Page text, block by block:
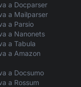
a Docparser
a Mailparser
a Parsio
a Nanonets
a Tabula
a Amazon
a Docsumo
a Rossum